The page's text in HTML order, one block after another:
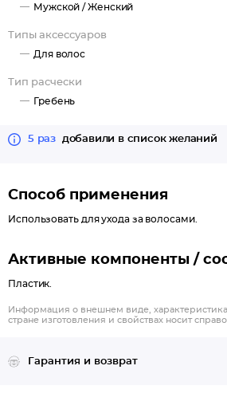
Мужской /Женский
Типы аксессуаров
Для волос
Тип расчески
Гребень
5 раз добавили в список желаний
Способ применения
Использовать для ухода за волосами.
Активные компоненты /
Пластик.
Информация о внешнем виде,
стране изготовления и свойствах носит
Гарантия и возврат